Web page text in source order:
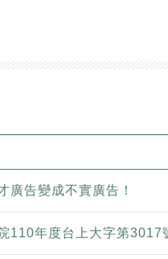
廣告變成不實廣告！
110年度台上大字第3017